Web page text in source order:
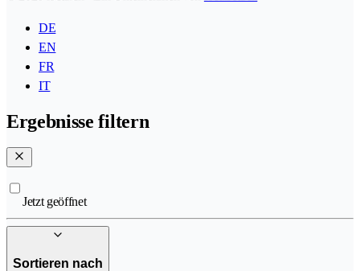
DE
EN
FR
IT
Ergebnisse filtern
Jetzt geöffnet
Sortieren nach